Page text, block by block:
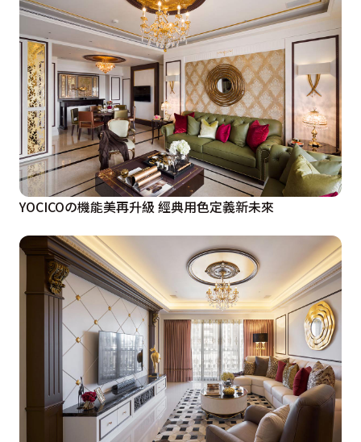
YOCICOの機能美再升級 經典用色定義新未來